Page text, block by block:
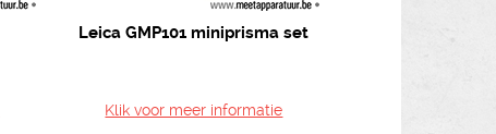
Leica GMP101 miniprisma set
Klik voor meer informatie